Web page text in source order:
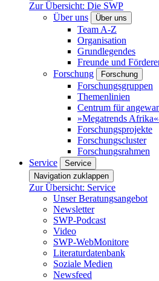
Zur Übersicht: Die SWP
Über uns
Über uns
Team A-Z
Organisation
Grundlegendes
Freunde und
Forschung
Forschung
Forschungsgruppen
Themenlinien
Centrum für
»Megatrends
Forschungsprojekte
Forschungscluster
Forschungsrahmen
Service
Service
Navigation zuklappen
Zur Übersicht: Service
Unser Beratungsangebot
Newsletter
SWP-Podcast
Video
SWP-WebMonitore
Literaturdatenbank
Soziale Medien
Newsfeed